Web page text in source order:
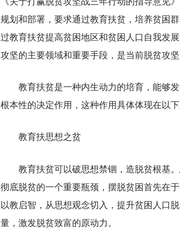
规划和部署，要求通过教育扶贫，培养贫困
过教育扶贫提高贫困地区和贫困人口自我发
攻坚的主要领域和重要手段，是当前脱贫攻
教育扶贫是一种内生动力的培育，能够发
根本性的决定作用，这种作用具体体现在以下
教育扶思想之贫
教育扶贫可以破思想禁锢，造脱贫根基。
彻底脱贫的一个重要瓶颈，摆脱贫困首先在
以教启智，从思想观念切入，提升贫困人口
量，激发脱贫致富的原动力。